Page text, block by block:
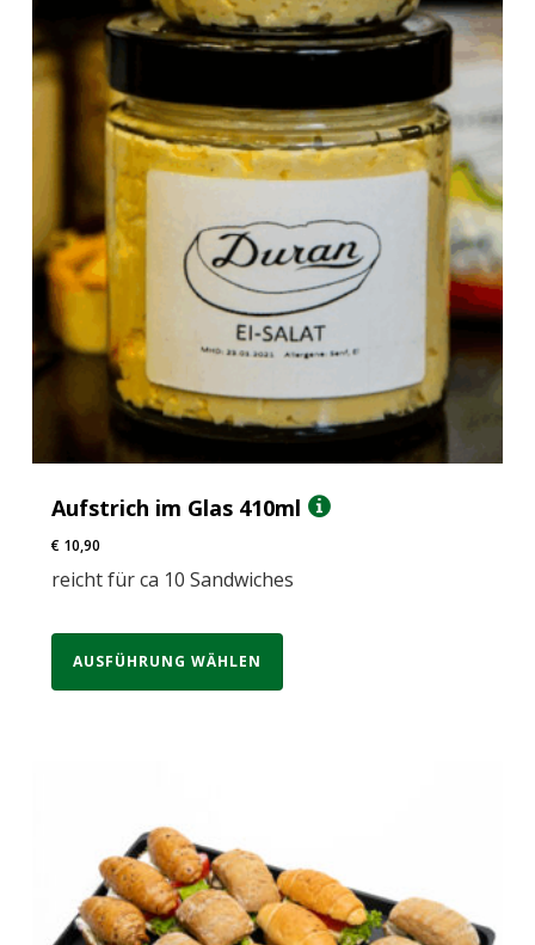
Aufstrich im Glas 410ml
€10,90
reicht für ca 10 Sandwiches
AUSFÜHRUNG WÄHLEN